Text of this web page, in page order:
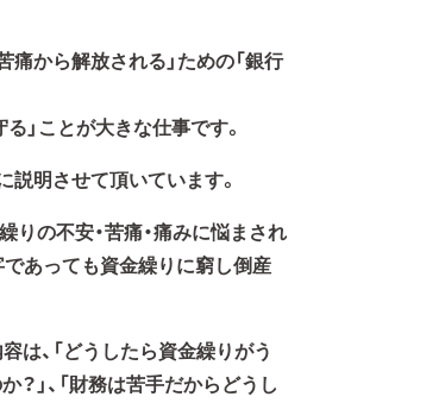
から解放される」ための「銀行
」ことが大きな仕事です。
説明させて頂いています。
の不安・苦痛・痛みに悩まされ
であっても資金繰りに窮し倒産
は、「どうしたら資金繰りがう
」、「財務は苦手だからどうし